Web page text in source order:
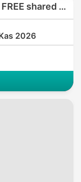
Hard Rock Hotel Maldives - FREE shared speedboat for stays from 01st Mar to 31st Oct 2026
2026